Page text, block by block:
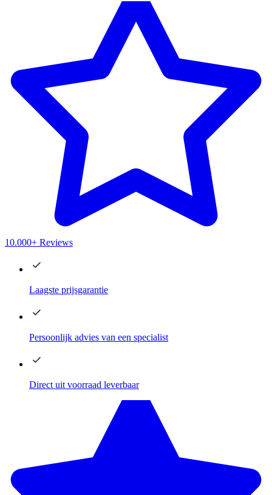
10.000+ Reviews
Laagste prijsgarantie
Persoonlijk advies van een specialist
Direct uit voorraad leverbaar